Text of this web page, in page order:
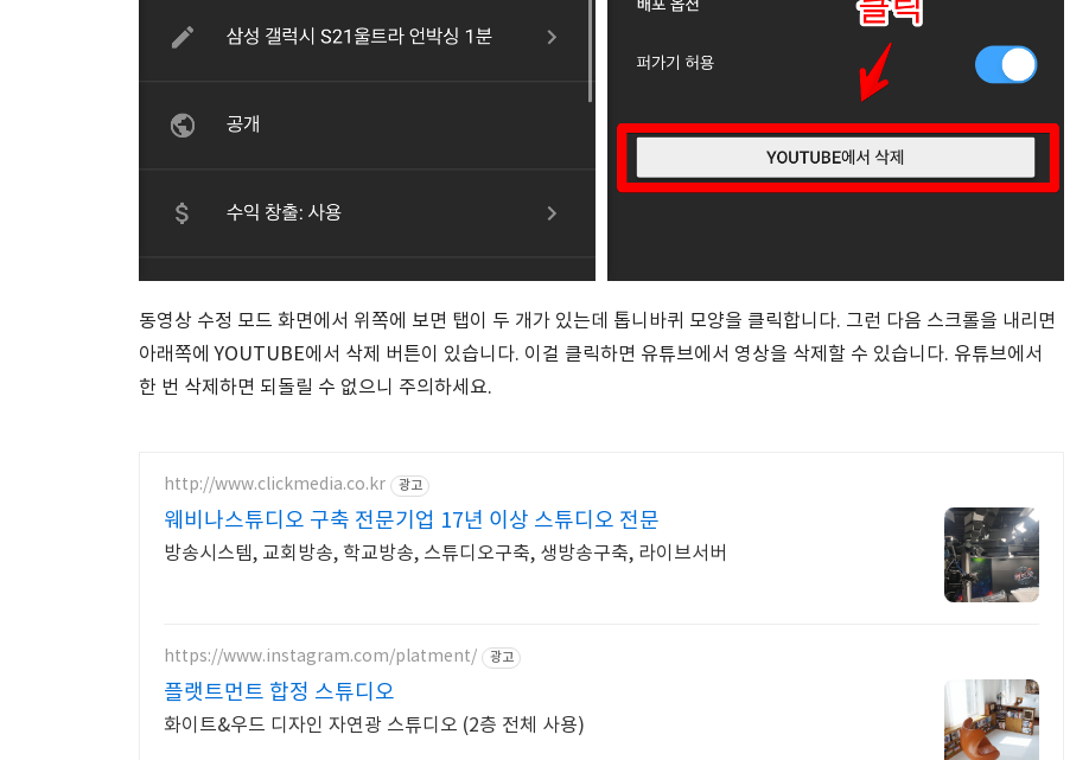
동영상 수정 모드 화면에서 위쪽에 보면 탭이 두 개가 있는데 톱니바퀴 모양을 클릭합니다. 그런 다음 스크롤을 내리면
아래쪽에 YOUTUBE에서 삭제 버튼이 있습니다. 이걸 클릭하면 유튜브에서 영상을 삭제할 수 있습니다. 유튜브에서
한 번 삭제하면 되돌릴 수 없으니 주의하세요.
http://www.clickmedia.co.kr 광고
웨비나스튜디오 구축 전문기업 17년 이상 스튜디오 전문
방송시스템, 교회방송, 학교방송, 스튜디오구축, 생방송구축, 라이브서버
https://www.instagram.com/platment/ 광고
플랫트먼트 합정 스튜디오
화이트&우드 디자인 자연광 스튜디오 (2층 전체 사용)